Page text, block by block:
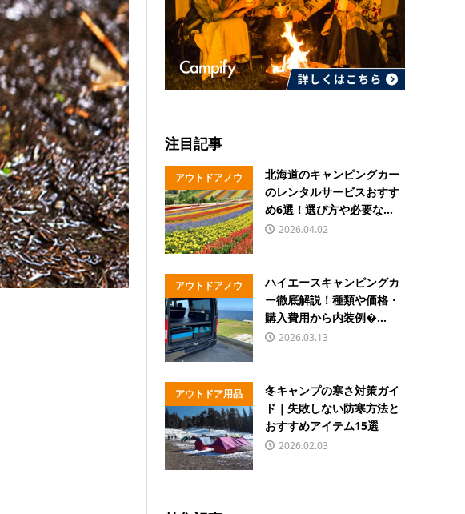
注目記事
アウトドアノウ
ハウ
北海道のキャンピングカー
のレンタルサービスおすす
め6選！選び方や必要な...
2026.04.02
アウトドアノウ
ハウ
ハイエースキャンピングカ
ー徹底解説！種類や価格・
購入費用から内装例�...
2026.03.13
アウトドア用品
冬キャンプの寒さ対策ガイ
ド｜失敗しない防寒方法と
おすすめアイテム15選
2026.02.03